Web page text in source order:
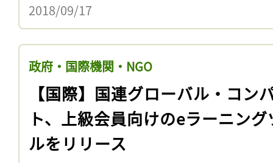
2018/09/17
政府・国際機関・NGO
【国際】国連グローバル・コン
ト、上級会員向けのeラーニング
ルをリリース